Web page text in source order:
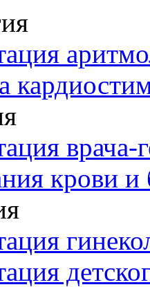
врача-
крови и